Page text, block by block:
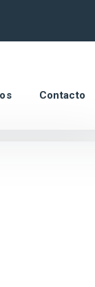
Contacto